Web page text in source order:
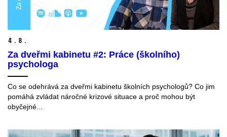
4. 8.
Za dveřmi kabinetu #2: Práce (školního)
psychologa
Co se odehrává za dveřmi kabinetu školních psychologů? Co jim
pomáhá zvládat náročné krizové situace a proč mohou být
obyčejné...